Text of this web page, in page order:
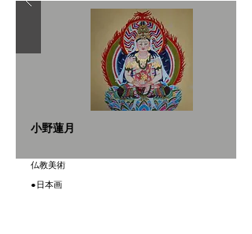
小野蓮月
仏教美術
●日本画